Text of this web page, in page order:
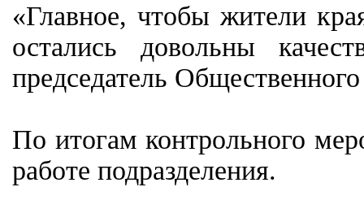
«Главное, чтобы жители
остались довольны
председатель
По итогам контрольного
работе подразделения.